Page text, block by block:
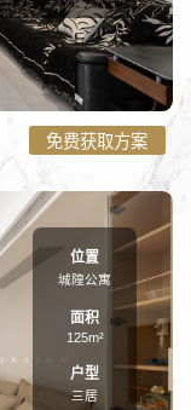
on line101
的热爱-三居135㎡装
免费获取方案
位置
城隍公寓
面积
125m²
户型
三居